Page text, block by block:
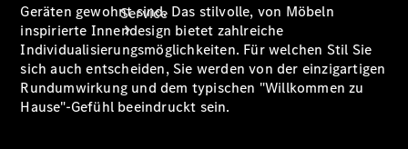
Service
Geräten gewohnt sind. Das stilvolle, von Möbeln
inspirierte Innendesign bietet zahlreiche
Individualisierungsmöglichkeiten. Für welchen Stil Sie
sich auch entscheiden, Sie werden von der einzigartigen
Rundumwirkung und dem typischen "Willkommen zu
Hause"-Gefühl beeindruckt sein.